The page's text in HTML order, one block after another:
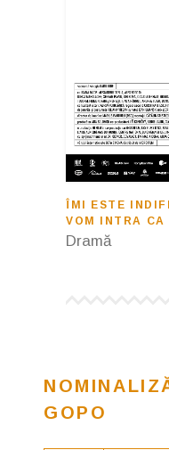
ÎMI ESTE
VOM INTRA CA
Dramă
GOPO